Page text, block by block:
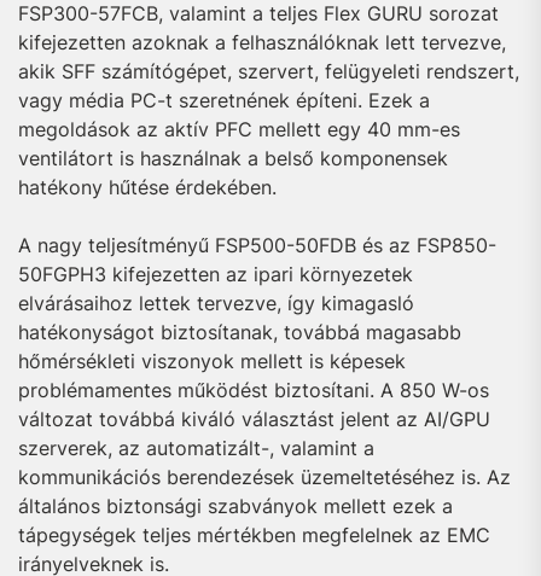
FSP300-57FCB, valamint a teljes Flex GURU sorozat
kifejezetten azoknak a felhasználóknak lett tervezve,
akik SFF számítógépet, szervert, felügyeleti rendszert,
vagy média PC-t szeretnének építeni. Ezek a
megoldások az aktív PFC mellett egy 40 mm-es
ventilátort is használnak a belső komponensek
hatékony hűtése érdekében.
A nagy teljesítményű FSP500-50FDB és az FSP850-
50FGPH3 kifejezetten az ipari környezetek
elvárásaihoz lettek tervezve, így kimagasló
hatékonyságot biztosítanak, továbbá magasabb
hőmérsékleti viszonyok mellett is képesek
problémamentes működést biztosítani. A 850 W-os
változat továbbá kiváló választást jelent az AI/GPU
szerverek, az automatizált-, valamint a
kommunikációs berendezések üzemeltetéséhez is. Az
általános biztonsági szabványok mellett ezek a
tápegységek teljes mértékben megfelelnek az EMC
irányelveknek is.